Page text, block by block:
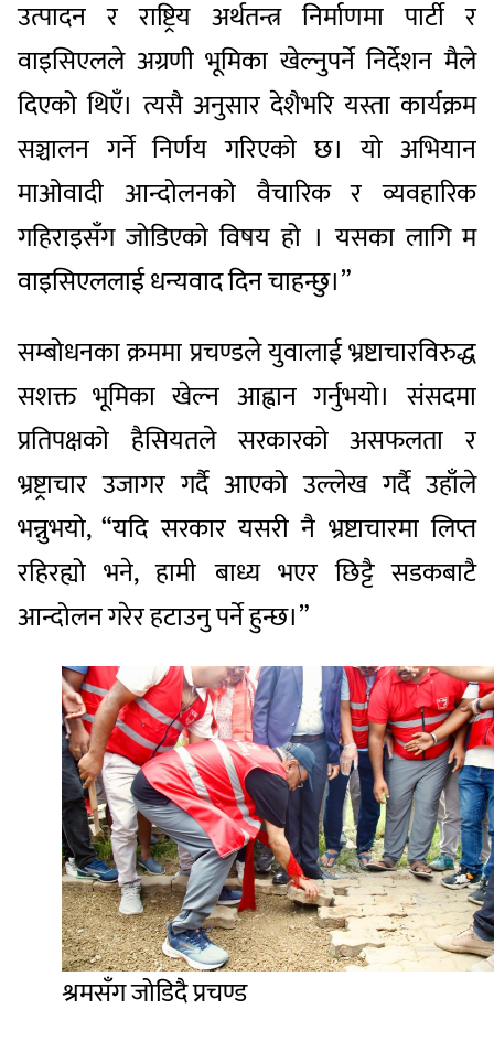
उत्पादन र राष्ट्रिय अर्थतन्त्र निर्माणमा पार्टी र
वाइसिएलले अग्रणी भूमिका खेल्नुपर्ने निर्देशन मैले
दिएको थिएँ। त्यसै अनुसार देशैभरि यस्ता कार्यक्रम
सञ्चालन गर्ने निर्णय गरिएको छ। यो अभियान
माओवादी आन्दोलनको वैचारिक र व्यवहारिक
गहिराइसँग जोडिएको विषय हो । यसका लागि म
वाइसिएललाई धन्यवाद दिन चाहन्छु।”
सम्बोधनका क्रममा प्रचण्डले युवालाई भ्रष्टाचारविरुद्ध
सशक्त भूमिका खेल्न आह्वान गर्नुभयो। संसदमा
प्रतिपक्षको हैसियतले सरकारको असफलता र
भ्रष्ट्राचार उजागर गर्दै आएको उल्लेख गर्दै उहाँले
भन्नुभयो, “यदि सरकार यसरी नै भ्रष्टाचारमा लिप्त
रहिरह्यो भने, हामी बाध्य भएर छिट्टै सडकबाटै
आन्दोलन गरेर हटाउनु पर्ने हुन्छ।”
श्रमसँग जोडिदै प्रचण्ड